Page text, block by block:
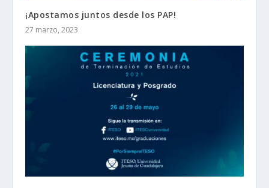
¡Apostamos juntos desde los PAP!
27 marzo, 2023